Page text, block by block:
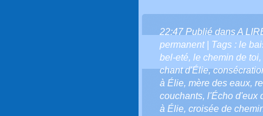
22:47 Publié dansA
permanent| Tags : le
bel-eté, le chemin de toi,
chant d'Élie,
à Élie, mère des eaux,
couchants, l'Écho d'eux
à Élie, croisée de